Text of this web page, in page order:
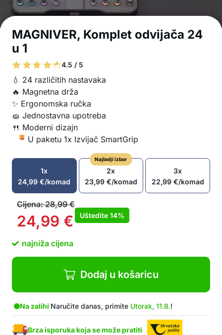
MAGNIVER, Komplet odvijača 24
u 1
4.5 / 5
💧 24 različitih nastavaka
🔥 Magnetna drža
✨ Ergonomska ručka
🧽 Jednostavna upotreba
🍴 Moderni dizajn
U paketu 1x Izvijač SmartGrip
1x
24,99€/komad
Najbolji izbor
2x
23,99 €/komad
3x
22,99 €/komad
Cijena:28,99€
24,99 € Uštedite 14%
najniža cijena
Dodaj u košaricu
Na zalihi Naručite danas, primite Utorak, 11.8.!
Brza isporuka koja se može pratiti